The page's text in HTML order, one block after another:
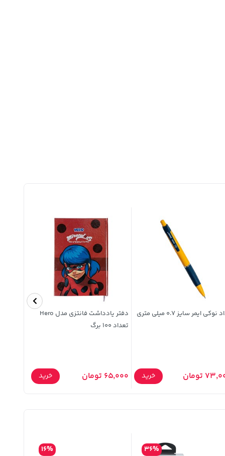
نوکی ایمر سایز 0.7 میلی متری
تومان خرید
دفتر یادداشت فانتزی مدل Hero
تعداد 100 برگ
65,000 تومان خرید
36%
16%